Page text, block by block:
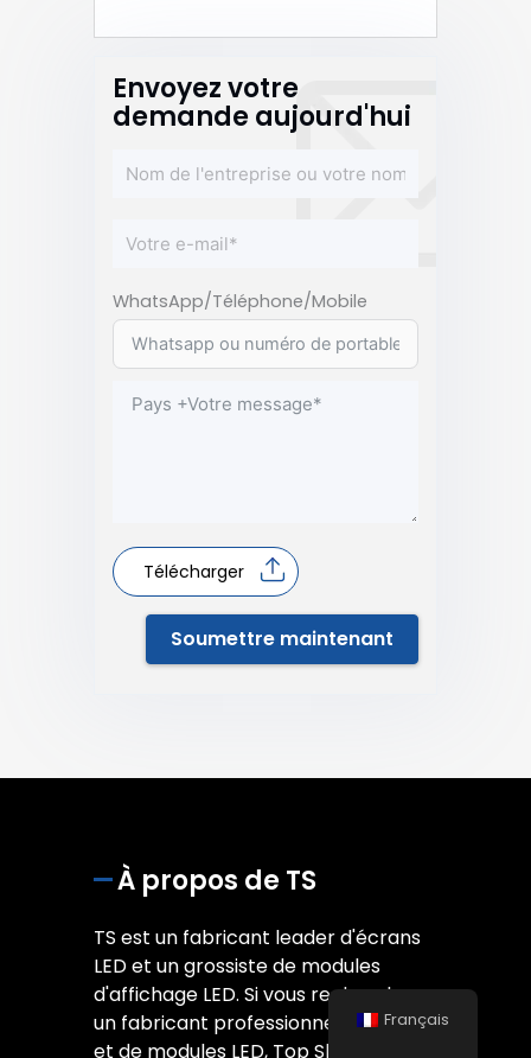
Envoyez votre
demande aujourd'hui
WhatsApp/Téléphone/Mobile
Télécharger
Soumettre maintenant
À propos de TS
TS est un fabricant leader d'écrans
LED et un grossiste de modules
d'affichage LED. Si vous recherchez
un fabricant professionnel d'écrans
et de modules LED, Top Shine est fait
Français